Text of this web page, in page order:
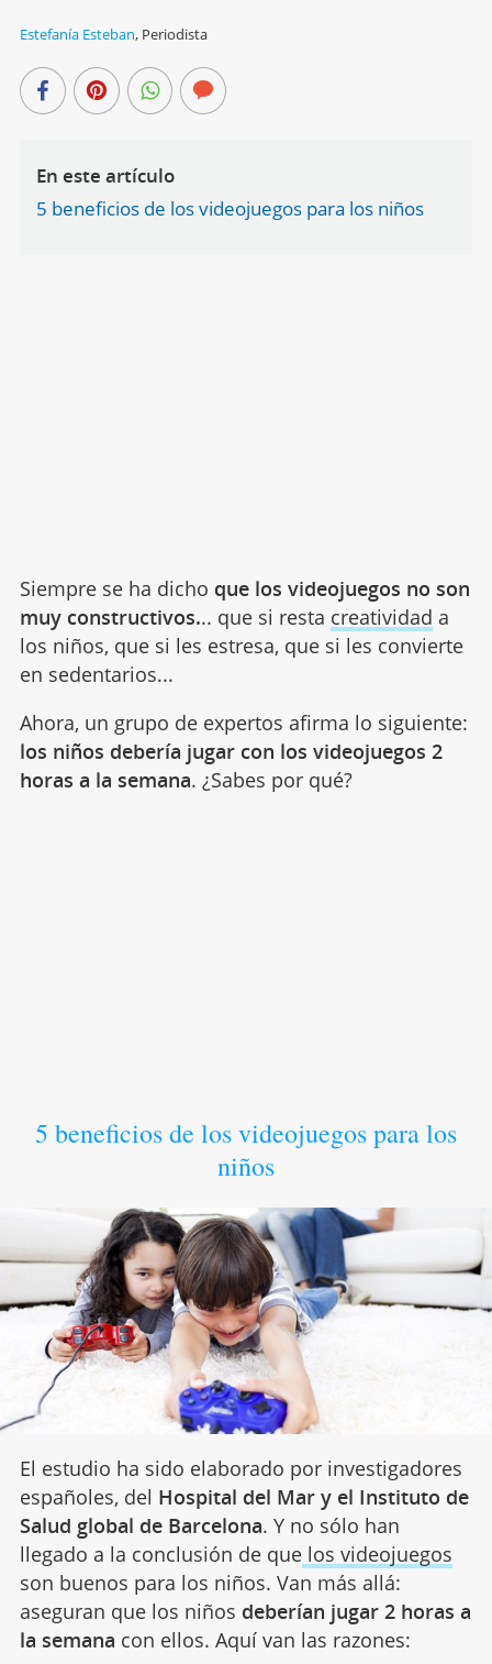
Estefanía Esteban, Periodista
En este artículo
5 beneficios de los videojuegos para los niños
Siempre se ha dicho que los videojuegos no son
muy constructivos... que si resta creatividad a
los niños, que si les estresa, que si les convierte
en sedentarios...
Ahora, un grupo de expertos afirma lo siguiente:
los niños debería jugar con los videojuegos 2
horas a la semana. ¿Sabes por qué?
5 beneficios de los videojuegos para los
niños
El estudio ha sido elaborado por investigadores
españoles, del Hospital del Mar y el Instituto de
Salud global de Barcelona. Y no sólo han
llegado a la conclusión de quelos videojuegos
son buenos para los niños. Van más allá:
aseguran que los niños deberían jugar 2 horas a
la semana con ellos. Aquí van las razones: